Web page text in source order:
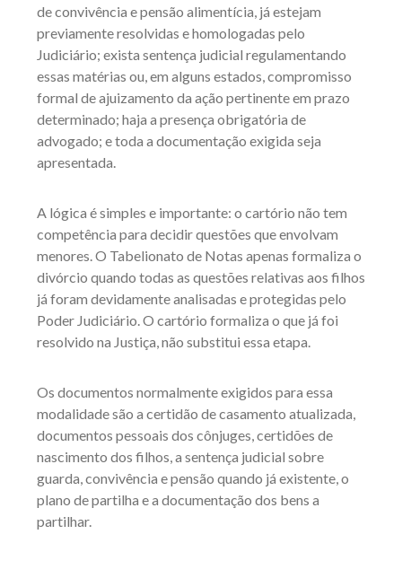
de convivência e pensão alimentícia, já estejam
previamente resolvidas e homologadas pelo
Judiciário; exista sentença judicial regulamentando
essas matérias ou, em alguns estados, compromisso
formal de ajuizamento da ação pertinente em prazo
determinado; haja a presença obrigatória de
advogado; e toda a documentação exigida seja
apresentada.
A lógica é simples e importante: o cartório não tem
competência para decidir questões que envolvam
menores. O Tabelionato de Notas apenas formaliza o
divórcio quando todas as questões relativas aos filhos
já foram devidamente analisadas e protegidas pelo
Poder Judiciário. O cartório formaliza o que já foi
resolvido na Justiça, não substitui essa etapa.
Os documentos normalmente exigidos para essa
modalidade são a certidão de casamento atualizada,
documentos pessoais dos cônjuges, certidões de
nascimento dos filhos, a sentença judicial sobre
guarda, convivência e pensão quando já existente, o
plano de partilha e a documentação dos bens a
partilhar.